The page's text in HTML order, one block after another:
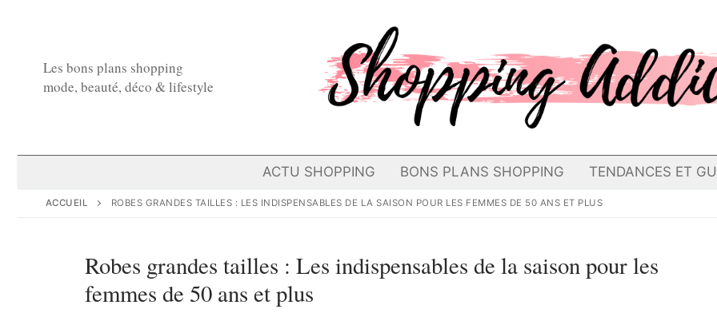
Les bons plans shopping
mode, beauté, déco & lifestyle
ACTU SHOPPING BONS PLANS SHOPPING TENDANCES ET
ACCUEIL ROBES GRANDES TAILLES : LES INDISPENSABLES DE LA SAISON POUR LES FEMMES DE 50 ANS ET PLUS
Robes grandes tailles : Les indispensables de la saison pour les
femmes de 50 ans et plus